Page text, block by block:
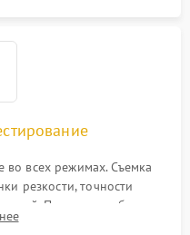
во всех режимах. Съемка
резкости, точности
Проверка работы
и тестирование